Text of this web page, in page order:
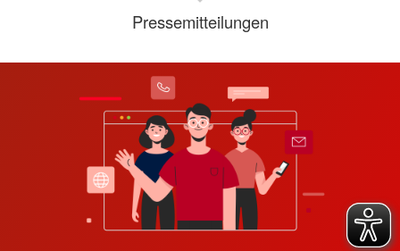
Pressemitteilungen